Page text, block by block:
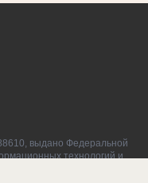
выдано Федеральной
технологий и